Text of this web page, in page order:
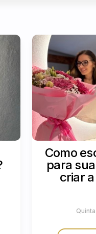
Como
para
criar